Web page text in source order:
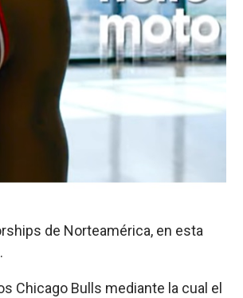
de Norteamérica, en esta
Chicago Bulls mediante la cual el